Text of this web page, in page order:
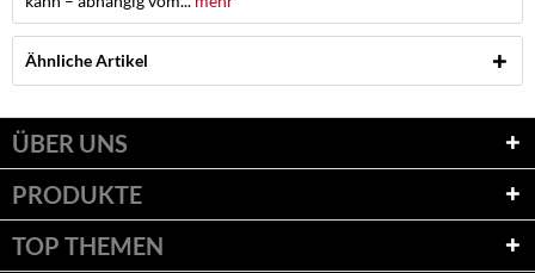
Ähnliche Artikel
ÜBER UNS
PRODUKTE
TOP THEMEN